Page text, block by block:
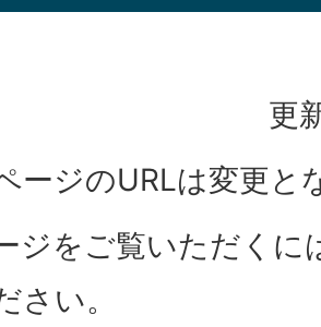
更
ージのURLは変更と
ジをご覧いただくに
さい。